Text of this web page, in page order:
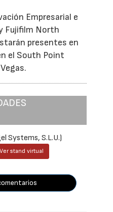
Empresarial e
Fujifilm North
presentes en
el South Point
Systems, S.L.U.)
Ver stand virtual